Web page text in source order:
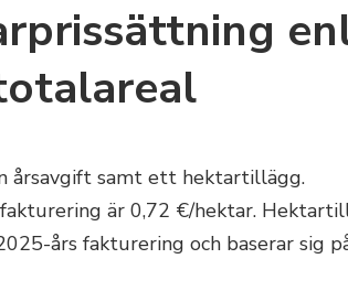
årsavgift samt ett hektartillägg.
är 0,72 €/hektar.
års fakturering och baserar sig